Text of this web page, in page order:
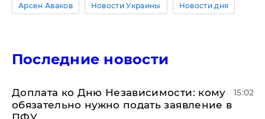
Арсен Аваков Новости Украины Новости дня
Последние новости
Доплата ко Дню Независимости: кому
обязательно нужно подать заявление в
15:02